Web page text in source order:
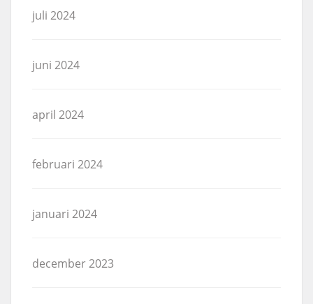
juli 2024
juni 2024
april 2024
februari 2024
januari 2024
december 2023